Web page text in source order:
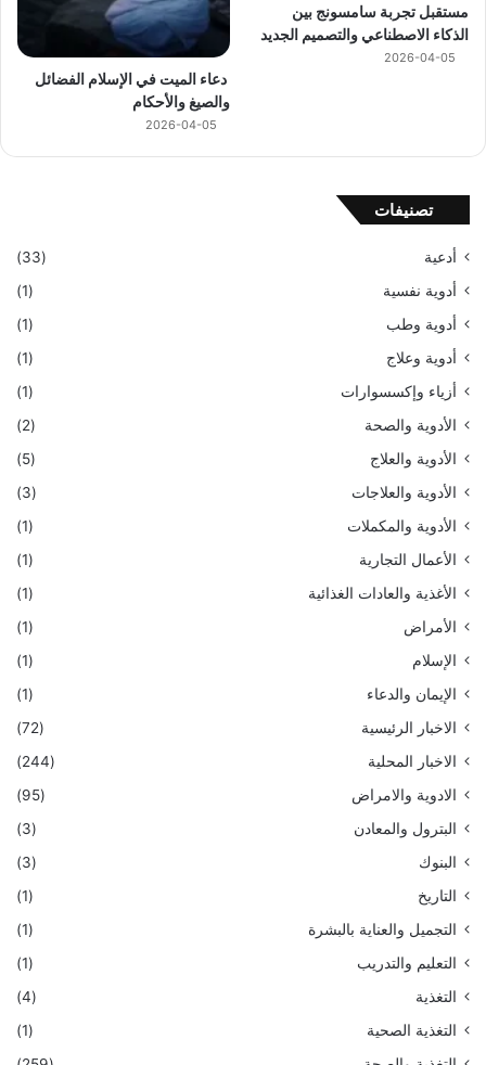
مستقبل تجربة سامسونج بين
الذكاء الاصطناعي والتصميم الجديد
2026-04-05
دعاء الميت في الإسلام الفضائل
والصيغ والأحكام
2026-04-05
تصنيفات
أدعية
(33)
أدوية نفسية
(1)
أدوية وطب
(1)
أدوية وعلاج
(1)
أزياء وإكسسوارات
(1)
الأدوية والصحة
(2)
الأدوية والعلاج
(5)
الأدوية والعلاجات
(3)
الأدوية والمكملات
(1)
الأعمال التجارية
(1)
الأغذية والعادات الغذائية
(1)
الأمراض
(1)
الإسلام
(1)
الإيمان والدعاء
(1)
الاخبار الرئيسية
(72)
الاخبار المحلية
(244)
الادوية والامراض
(95)
البترول والمعادن
(3)
البنوك
(3)
التاريخ
(1)
التجميل والعناية بالبشرة
(1)
التعليم والتدريب
(1)
التغذية
(4)
التغذية الصحية
(1)